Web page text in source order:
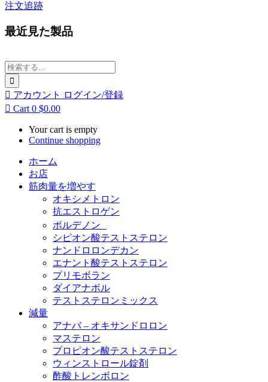
注文追跡
最近見た製品
アカウント
ログイン/登録
Cart 0 $0.00
Your cart is empty
Continue shopping
ホーム
お店
筋肉量を増やす
オキシメトロン
抗エストロゲン
ボルデノン
シピオン酸テストステロン
ナンドロロンデカン
エナント酸テストステロン
プリモボラン
ダイアナボル
テストステロンミックス
減量
アナバ – オキサンドロロン
マステロン
プロピオン酸テストステロン
ウィンストロール錠剤
酢酸トレンボロン